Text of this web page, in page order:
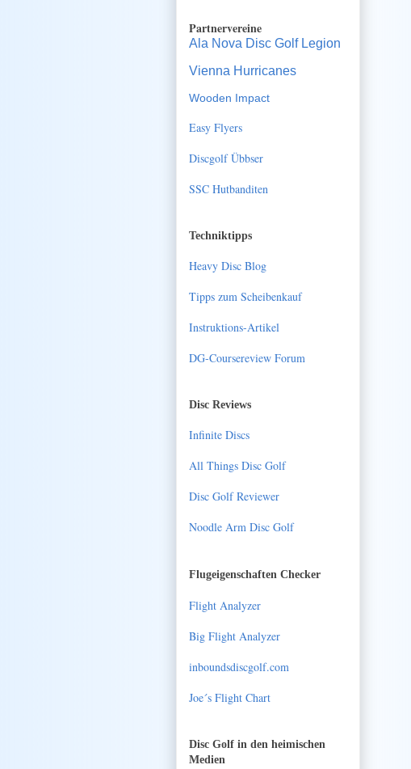
Partnervereine
Ala Nova Disc Golf Legion
Vienna Hurricanes
Wooden Impact
Easy Flyers
Discgolf Übbser
SSC Hutbanditen
Techniktipps
Heavy Disc Blog
Tipps zum Scheibenkauf
Instruktions-Artikel
DG-Coursereview Forum
Disc Reviews
Infinite Discs
All Things Disc Golf
Disc Golf Reviewer
Noodle Arm Disc Golf
Flugeigenschaften Checker
Flight Analyzer
Big Flight Analyzer
inboundsdiscgolf.com
Joe´s Flight Chart
Disc Golf in den heimischen
Medien